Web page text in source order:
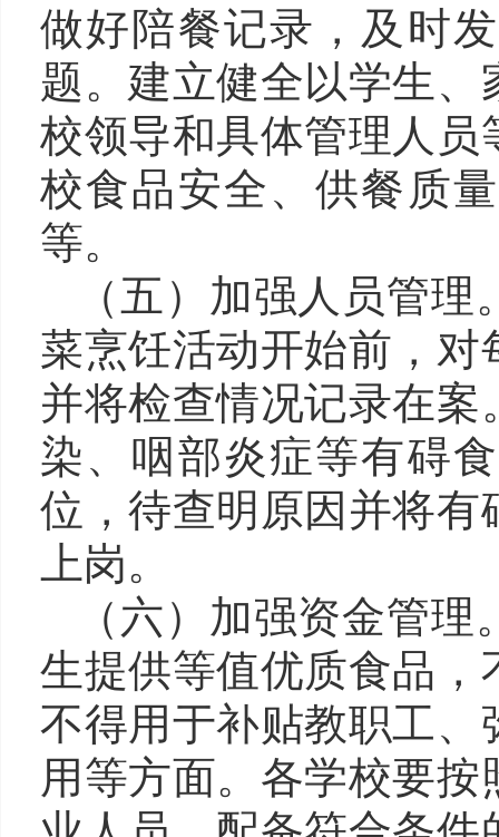
做好陪餐记录，及时
题。建立健全以学生
校领导和具体管理人
校食品安全、供餐质
等。
（ 五 ） 加强人员管理
菜烹饪活动开始前，
并将检查情况记录在
染、咽部炎症等有碍
位，待查明原因并将
上岗。
（ 六） 加强资金管理
生提供等值优质食品
不得用于补贴教职工
用等方面。各学校要